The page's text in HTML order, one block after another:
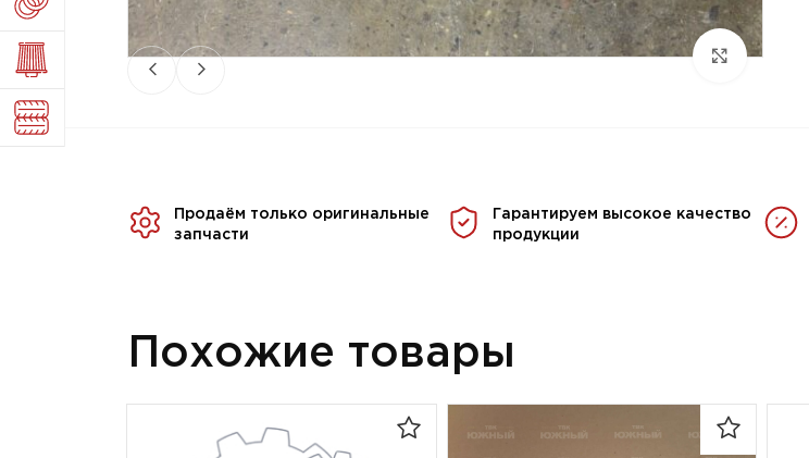
Продаём только оригинальные
запчасти
Гарантируем высокое качество
продукции
Похожие товары